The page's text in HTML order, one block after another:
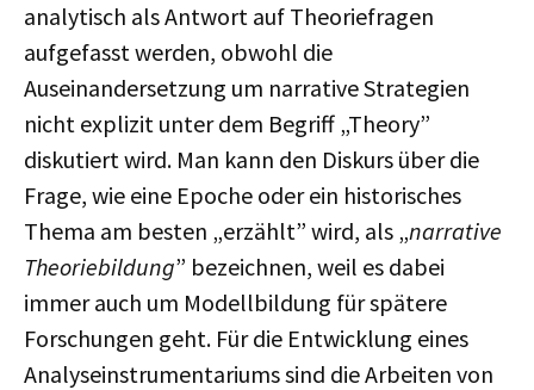
analytisch als Antwort auf Theoriefragen
aufgefasst werden, obwohl die
Auseinandersetzung um narrative Strategien
nicht explizit unter dem Begriff „Theory”
diskutiert wird. Man kann den Diskurs über die
Frage, wie eine Epoche oder ein historisches
Thema am besten „erzählt” wird, als „narrative
Theoriebildung” bezeichnen, weil es dabei
immer auch um Modellbildung für spätere
Forschungen geht. Für die Entwicklung eines
Analyseinstrumentariums sind die Arbeiten von